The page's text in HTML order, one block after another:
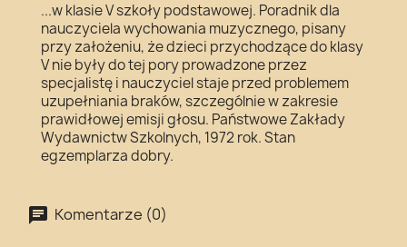
...w klasie V szkoły podstawowej. Poradnik dla
nauczyciela wychowania muzycznego, pisany
przy założeniu, że dzieci przychodzące do klasy
V nie były do tej pory prowadzone przez
specjalistę i nauczyciel staje przed problemem
uzupełniania braków, szczególnie w zakresie
prawidłowej emisji głosu. Państwowe Zakłady
Wydawnictw Szkolnych, 1972 rok. Stan
egzemplarza dobry.
Komentarze (0)